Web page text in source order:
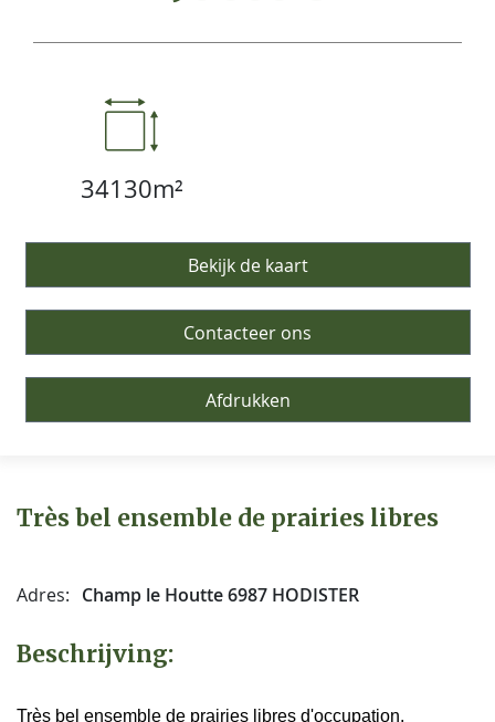
Très bel ensemble de prairies libres
Adres: Champ le Houtte 6987 HODISTER
Beschrijving:
Très bel ensemble de prairies libres d'occupation.
34130m²
Bekijk de kaart
Contacteer ons
Afdrukken